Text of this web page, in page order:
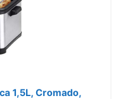
1,5L, Cromado,